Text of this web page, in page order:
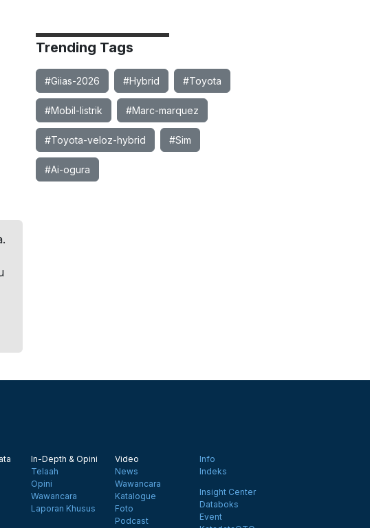
Trending Tags
#Giias-2026 #Hybrid #Toyota
#Mobil-listrik #Marc-marquez
#Toyota-veloz-hybrid #Sim
#Ai-ogura
In-Depth & Opini
Telaah
Opini
Wawancara
Laporan Khusus
Video
News
Wawancara
Katalogue
Foto
Podcast
Info
Indeks
Insight Center
Databoks
Event